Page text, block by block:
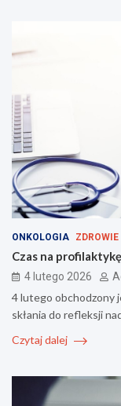
ONKOLOGIA ZDROWIE
Czas na
4 lutego 2026
4 lutego obchodzony
skłania do refleksji
Czytaj dalej